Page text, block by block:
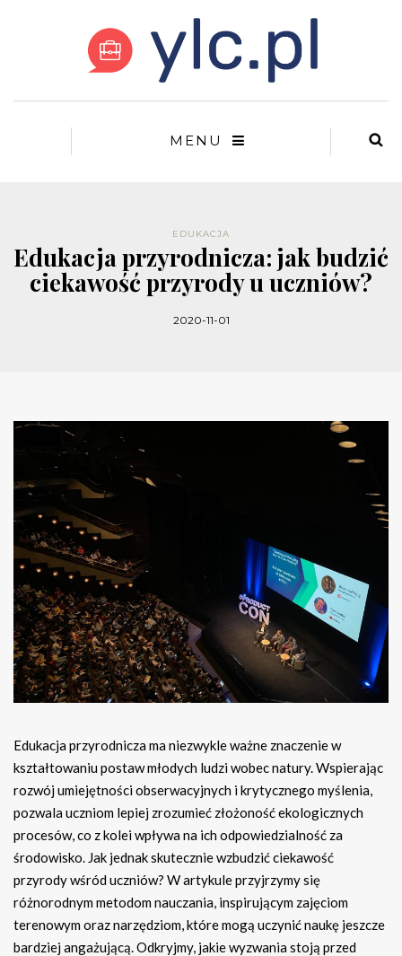
MENU
EDUKACJA
Edukacja przyrodnicza: jak budzić
ciekawość przyrody u uczniów?
2020-11-01
Edukacja przyrodnicza ma niezwykle ważne znaczenie w
kształtowaniu postaw młodych ludzi wobec natury. Wspierając
rozwój umiejętności obserwacyjnych i krytycznego myślenia,
pozwala uczniom lepiej zrozumieć złożoność ekologicznych
procesów, co z kolei wpływa na ich odpowiedzialność za
środowisko. Jak jednak skutecznie wzbudzić ciekawość
przyrody wśród uczniów? W artykule przyjrzymy się
różnorodnym metodom nauczania, inspirującym zajęciom
terenowym oraz narzędziom, które mogą uczynić naukę jeszcze
bardziej angażującą. Odkryjmy, jakie wyzwania stoją przed